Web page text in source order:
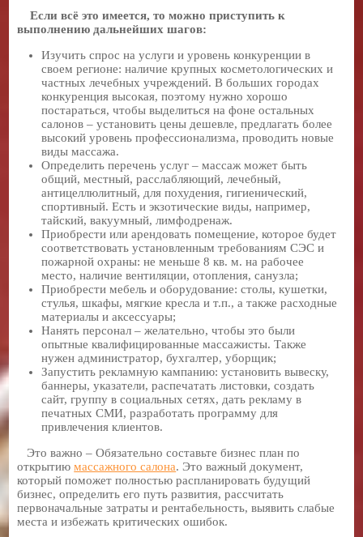
Если всё это имеется, то можно приступить к
выполнению дальнейших шагов:
Изучить спрос на услуги и уровень конкуренции в
своем регионе: наличие крупных косметологических и
частных лечебных учреждений. В больших городах
конкуренция высокая, поэтому нужно хорошо
постараться, чтобы выделиться на фоне остальных
салонов – установить цены дешевле, предлагать более
высокий уровень профессионализма, проводить новые
виды массажа.
Определить перечень услуг – массаж может быть
общий, местный, расслабляющий, лечебный,
антицеллюлитный, для похудения, гигиенический,
спортивный. Есть и экзотические виды, например,
тайский, вакуумный, лимфодренаж.
Приобрести или арендовать помещение, которое будет
соответствовать установленным требованиям СЭС и
пожарной охраны: не меньше 8 кв. м. на рабочее
место, наличие вентиляции, отопления, санузла;
Приобрести мебель и оборудование: столы, кушетки,
стулья, шкафы, мягкие кресла и т.п., а также расходные
материалы и аксессуары;
Нанять персонал – желательно, чтобы это были
опытные квалифицированные массажисты. Также
нужен администратор, бухгалтер, уборщик;
Запустить рекламную кампанию: установить вывеску,
баннеры, указатели, распечатать листовки, создать
сайт, группу в социальных сетях, дать рекламу в
печатных СМИ, разработать программу для
привлечения клиентов.
Это важно – Обязательно составьте бизнес план по
открытиюмассажного салона. Это важный документ,
который поможет полностью распланировать будущий
бизнес, определить его путь развития, рассчитать
первоначальные затраты и рентабельность, выявить слабые
места и избежать критических ошибок.